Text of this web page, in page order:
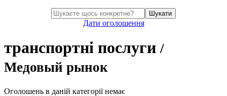
Шукати
Дати оголошення
транспортні послуги/
Медовый рынок
Оголошень в даній категорії немає